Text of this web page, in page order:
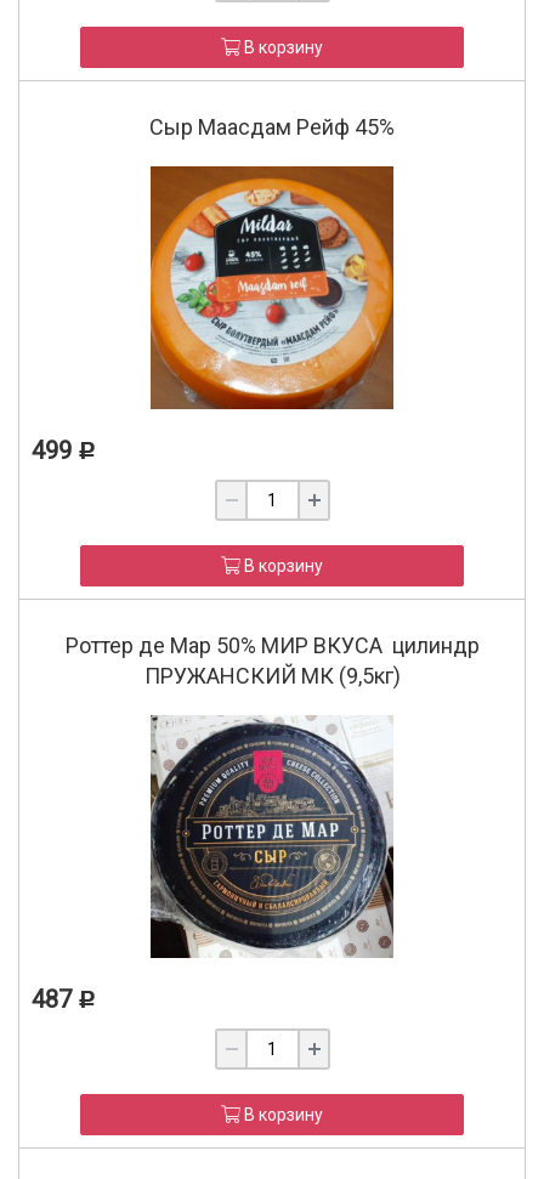
В корзину
Сыр Маасдам Рейф 45%
499 Р
В корзину
Роттер де Мар 50% МИР ВКУСА цилиндр
ПРУЖАНСКИЙ МК (9,5кг)
487 Р
В корзину